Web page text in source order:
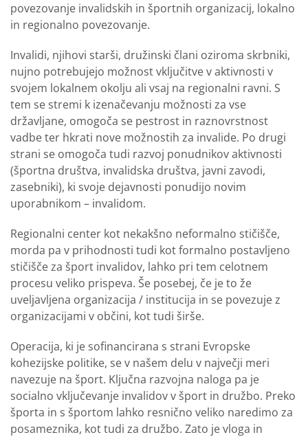
povezovanje invalidskih in športnih organizacij, lokalno
in regionalno povezovanje.
Invalidi, njihovi starši, družinski člani oziroma skrbniki,
nujno potrebujejo možnost vključitve v aktivnosti v
svojem lokalnem okolju ali vsaj na regionalni ravni. S
tem se stremi k izenačevanju možnosti za vse
državljane, omogoča se pestrost in raznovrstnost
vadbe ter hkrati nove možnostih za invalide. Po drugi
strani se omogoča tudi razvoj ponudnikov aktivnosti
(športna društva, invalidska društva, javni zavodi,
zasebniki), ki svoje dejavnosti ponudijo novim
uporabnikom – invalidom.
Regionalni center kot nekakšno neformalno stičišče,
morda pa v prihodnosti tudi kot formalno postavljeno
stičišče za šport invalidov, lahko pri tem celotnem
procesu veliko prispeva. Še posebej, če je to že
uveljavljena organizacija / institucija in se povezuje z
organizacijami v občini, kot tudi širše.
Operacija, ki je sofinancirana s strani Evropske
kohezijske politike, se v našem delu v največji meri
navezuje na šport. Ključna razvojna naloga pa je
socialno vključevanje invalidov v šport in družbo. Preko
športa in s športom lahko resnično veliko naredimo za
posameznika, kot tudi za družbo. Zato je vloga in